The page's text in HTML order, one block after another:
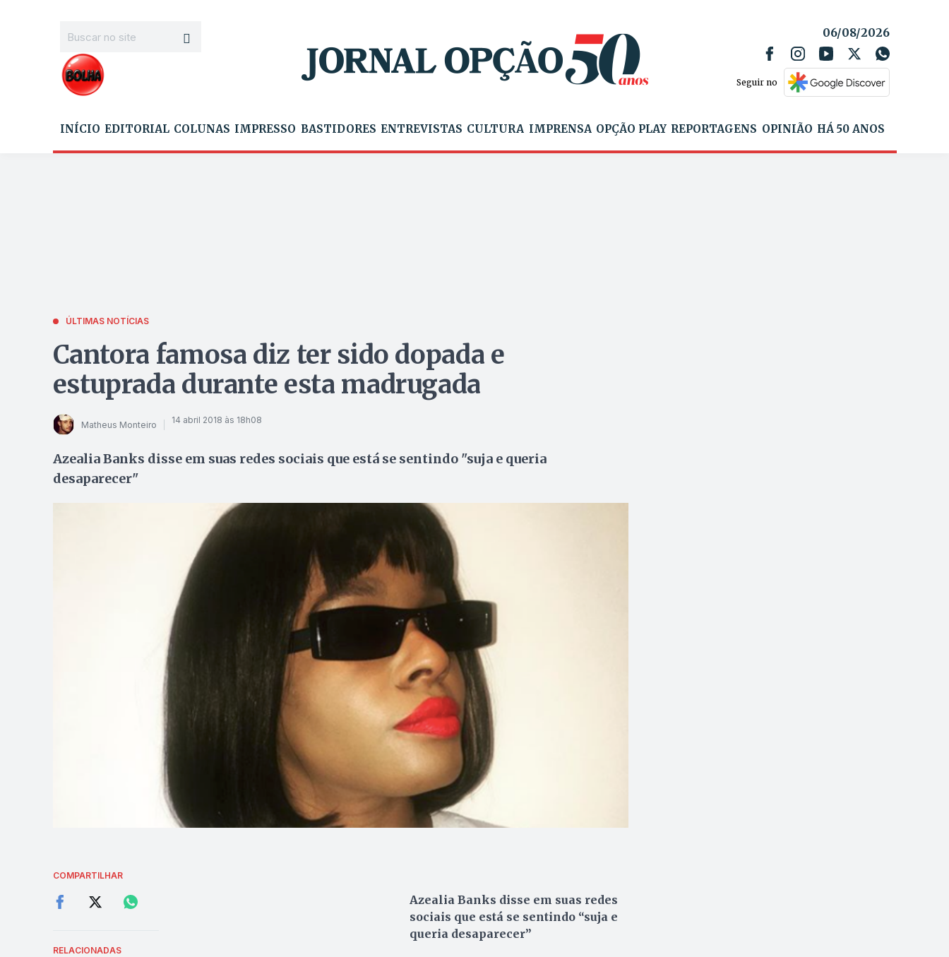
06/08/2026
Seguir no
INÍCIO EDITORIAL COLUNAS IMPRESSO BASTIDORES ENTREVISTAS CULTURA IMPRENSA OPÇÃO PLAY REPORTAGENS OPINIÃO HÁ 50 ANOS
ÚLTIMAS NOTÍCIAS
Cantora famosa diz ter sido dopada e
estuprada durante esta madrugada
Matheus Monteiro 14 abril 2018 às 18h08
Azealia Banks disse em suas redes sociais que está se sentindo "suja e queria
desaparecer"
COMPARTILHAR
RELACIONADAS
Azealia Banks disse em suas redes
sociais que está se sentindo “suja e
queria desaparecer”